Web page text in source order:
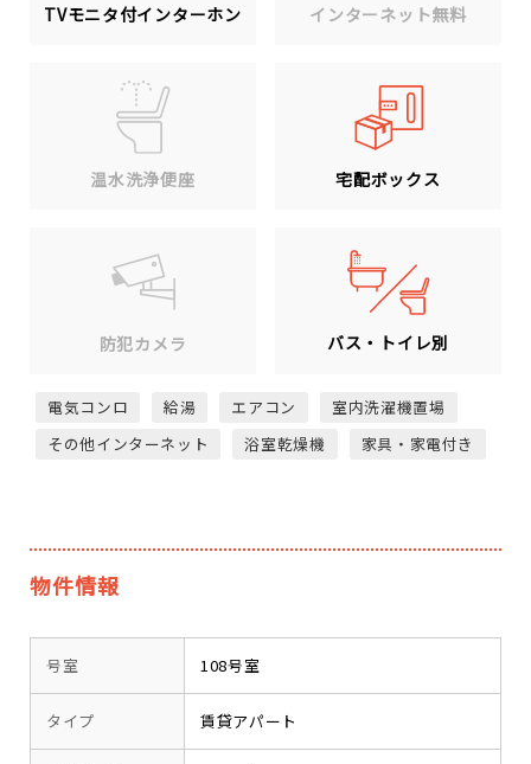
TVモニタ付インターホン インターネット無料
温水洗浄便座 宅配ボックス
防犯カメラ バス・トイレ別
電気コンロ 給湯 エアコン
室内洗濯機置場
その他インターネット
浴室乾燥機 家具・家電付き
物件情報
号室 108号室
タイプ 賃貸アパート